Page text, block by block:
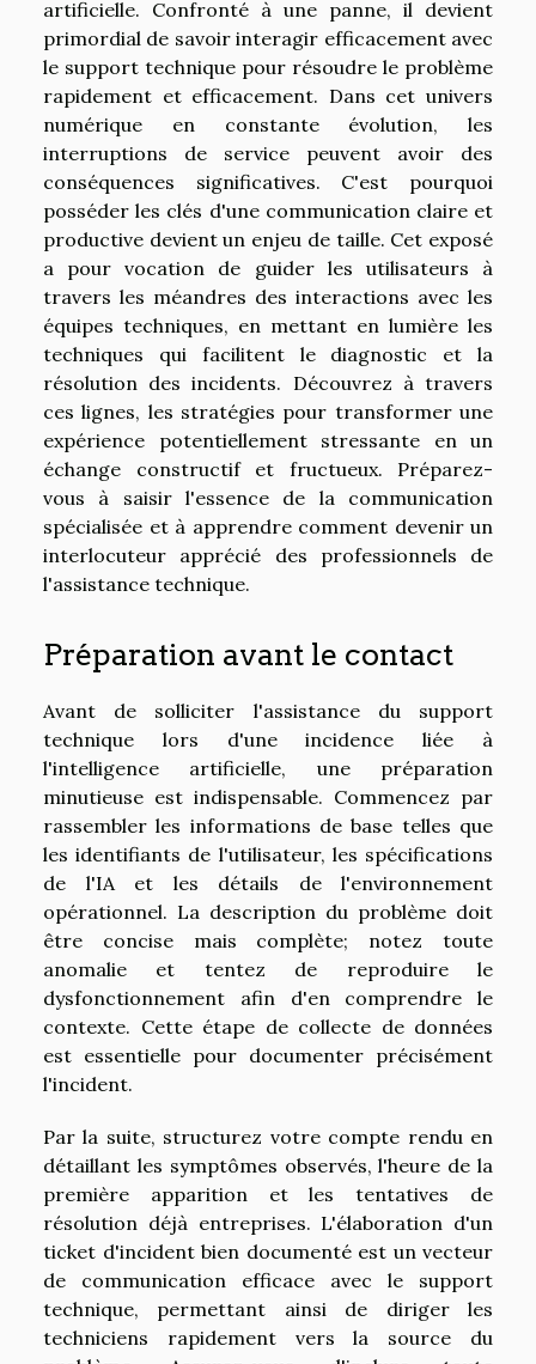
artificielle. Confronté à une panne, il devient
primordial de savoir interagir efficacement avec
le support technique pour résoudre le problème
rapidement et efficacement. Dans cet univers
numérique en constante évolution, les
interruptions de service peuvent avoir des
conséquences significatives. C'est pourquoi
posséder les clés d'une communication claire et
productive devient un enjeu de taille. Cet exposé
a pour vocation de guider les utilisateurs à
travers les méandres des interactions avec les
équipes techniques, en mettant en lumière les
techniques qui facilitent le diagnostic et la
résolution des incidents. Découvrez à travers
ces lignes, les stratégies pour transformer une
expérience potentiellement stressante en un
échange constructif et fructueux. Préparez-
vous à saisir l'essence de la communication
spécialisée et à apprendre comment devenir un
interlocuteur apprécié des professionnels de
l'assistance technique.
Préparation avant le contact
Avant de solliciter l'assistance du support
technique lors d'une incidence liée à
l'intelligence artificielle, une préparation
minutieuse est indispensable. Commencez par
rassembler les informations de base telles que
les identifiants de l'utilisateur, les spécifications
de l'IA et les détails de l'environnement
opérationnel. La description du problème doit
être concise mais complète; notez toute
anomalie et tentez de reproduire le
dysfonctionnement afin d'en comprendre le
contexte. Cette étape de collecte de données
est essentielle pour documenter précisément
l'incident.
Par la suite, structurez votre compte rendu en
détaillant les symptômes observés, l'heure de la
première apparition et les tentatives de
résolution déjà entreprises. L'élaboration d'un
ticket d'incident bien documenté est un vecteur
de communication efficace avec le support
technique, permettant ainsi de diriger les
techniciens rapidement vers la source du